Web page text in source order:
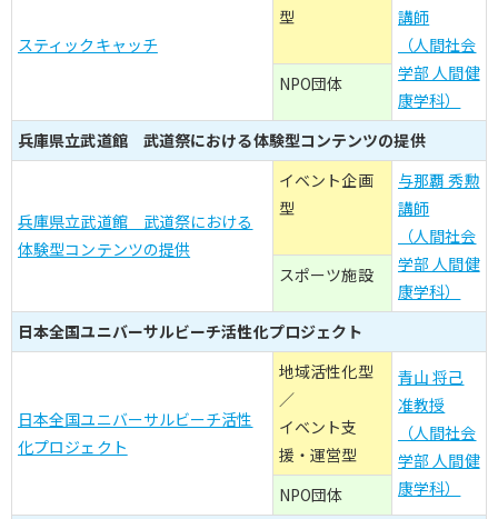
スティックキャッチ
型
講師
（人間社会
学部 人間健
康学科）
NPO団体
兵庫県立武道館 武道祭における体験型コンテンツの提供
兵庫県立武道館 武道祭における
体験型コンテンツの提供
イベント企画
型
与那覇 秀勲
講師
（人間社会
学部 人間健
康学科）
スポーツ施設
日本全国ユニバーサルビーチ活性化プロジェクト
日本全国ユニバーサルビーチ活性
化プロジェクト
地域活性化型
／
イベント支
援・運営型
青山 将己
准教授
（人間社会
学部 人間健
康学科）
NPO団体